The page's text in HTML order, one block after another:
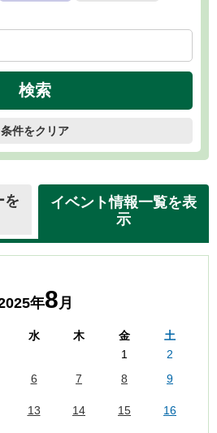
条件をクリア
を
イベント情報一覧を表
示
年8月
水 木 金
土
1
2
6 7 8 9
13 14 15 16